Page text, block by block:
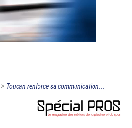
> Toucan renforce sa communication...